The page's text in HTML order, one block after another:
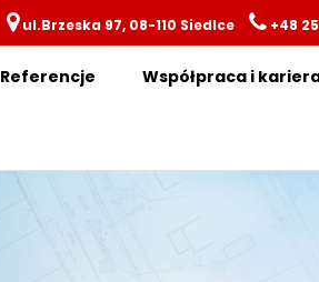
ul.Brzeska 97, 08-110 Siedlce +48
Referencje Współpraca i